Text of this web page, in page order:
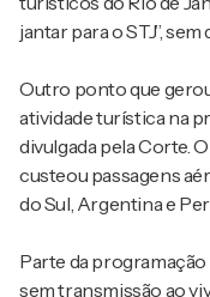
jantar para o STJ”,
Outro ponto que
atividade turística na
divulgada pela Corte.
custeou passagens
do Sul, Argentina e
Parte da
sem transmissão ao